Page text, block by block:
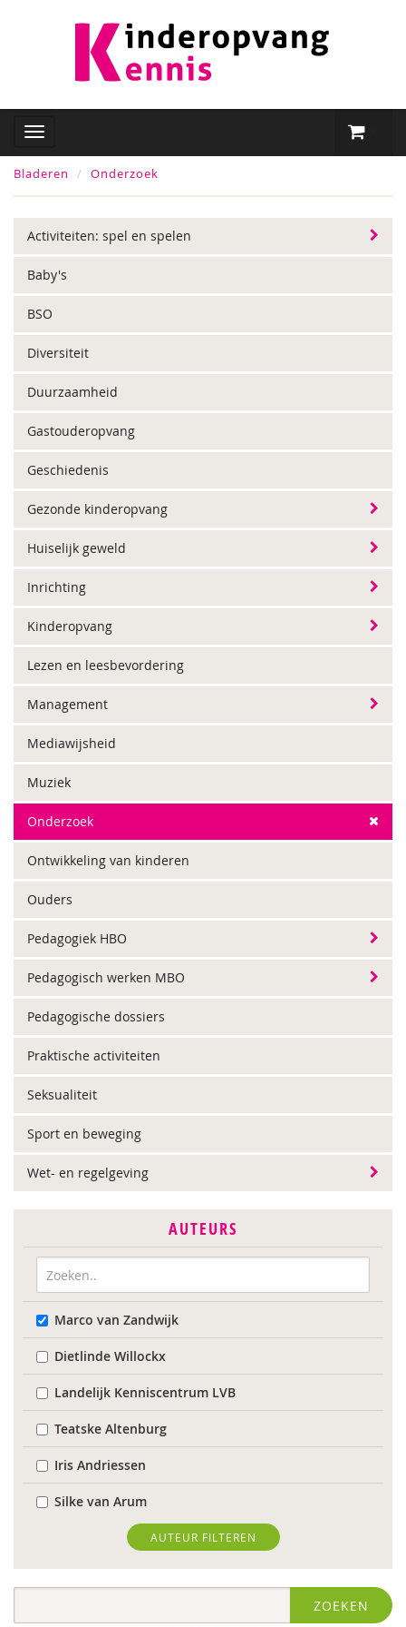
Bladeren Onderzoek
Activiteiten: spel en spelen
Baby's
BSO
Diversiteit
Duurzaamheid
Gastouderopvang
Geschiedenis
Gezonde kinderopvang
Huiselijk geweld
Inrichting
Kinderopvang
Lezen en leesbevordering
Management
Mediawijsheid
Muziek
Onderzoek
Ontwikkeling van kinderen
Ouders
Pedagogiek HBO
Pedagogisch werken MBO
Pedagogische dossiers
Praktische activiteiten
Seksualiteit
Sport en beweging
Wet- en regelgeving
AUTEURS
Marco van Zandwijk
Dietlinde Willockx
Landelijk Kenniscentrum LVB
Teatske Altenburg
Iris Andriessen
Silke van Arum
Roli Ayutsede
Sebastiaan Baauw
AUTEUR FILTEREN
ZOEKEN